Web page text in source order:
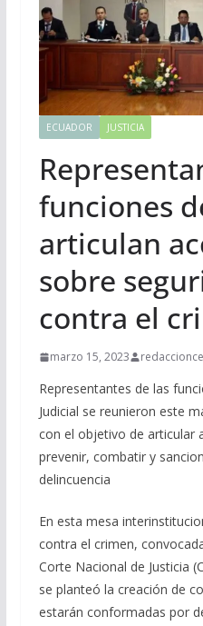
ECUADOR JUSTICIA
funciones
articulan
sobre
contra el
marzo 15, 2023
Representantes de las
Judicial se reunieron este
con el objetivo de articular
prevenir, combatir y
delincuencia
En esta mesa
contra el crimen,
Corte Nacional de Justicia
se planteó la creación de
estarán conformadas por